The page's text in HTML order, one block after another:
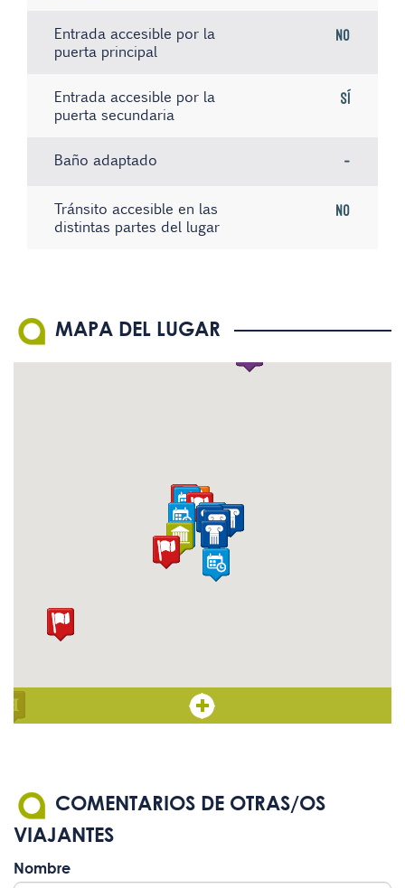
Entrada accesible por la
puerta principal
No
Entrada accesible por la
puerta secundaria
Sí
Baño adaptado -
Tránsito accesible en las
distintas partes del lugar
No
El personal conoce la
Lengua de Signos Española
MAPA DEL LUGAR
COMENTARIOS DE OTRAS/OS
VIAJANTES
Nombre